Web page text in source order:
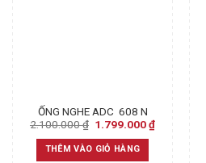
ỐNG NGHE ADC 608 N
2.100.000₫ Original
was:
2.100.000 ₫.
1.799.000₫Current
THÊM VÀO GIỎ HÀNG